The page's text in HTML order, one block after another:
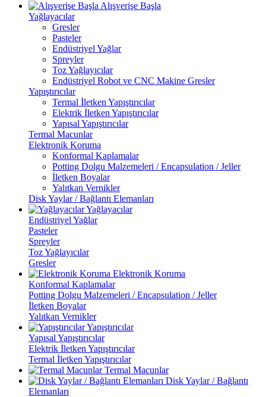
Alışverişe Başla
Yağlayacılar
Gresler
Pasteler
Endüstriyel Yağlar
Spreyler
Toz Yağlayıcılar
Endüstriyel Robot ve CNC Makine Gresler
Yapıştırıcılar
Termal İletken Yapıştırıcılar
Elektrik İletken Yapıştırıcılar
Yapısal Yapıştırıcılar
Termal Macunlar
Elektronik Koruma
Konformal Kaplamalar
Potting Dolgu Malzemeleri / Encapsulation / Jeller
İletken Boyalar
Yalıtkan Vernikler
Disk Yaylar / Bağlantı Elemanları
Yağlayacılar
Endüstriyel Yağlar
Pasteler
Spreyler
Toz Yağlayıcılar
Gresler
Elektronik Koruma
Konformal Kaplamalar
Potting Dolgu Malzemeleri / Encapsulation / Jeller
İletken Boyalar
Yalıtkan Vernikler
Yapıştırıcılar
Yapısal Yapıştırıcılar
Elektrik İletken Yapıştırıcılar
Termal İletken Yapıştırıcılar
Termal Macunlar
Disk Yaylar / Bağlantı
Elemanları